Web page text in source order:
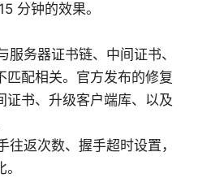
分钟的效果。
服务器证书链、中间证书、
匹配相关。官方发布的修复
证书、升级客户端库、以及
往返次数、握手超时设置，